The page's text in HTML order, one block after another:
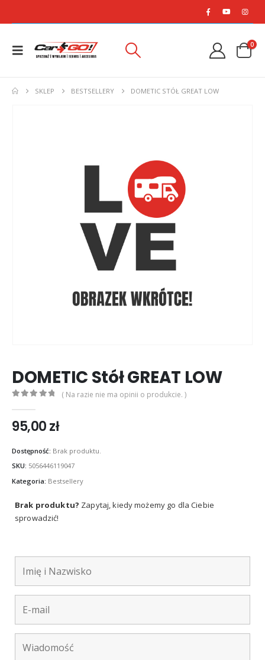
0
SKLEP BESTSELLERY DOMETIC STÓŁ GREAT LOW
DOMETIC Stół GREAT LOW
( Na razie nie ma opinii o produkcie. )
95,00zł
Dostępność: Brak produktu.
SKU: 5056446119047
Kategoria: Bestsellery
Brak produktu? Zapytaj, kiedy możemy go dla Ciebie
sprowadzić!